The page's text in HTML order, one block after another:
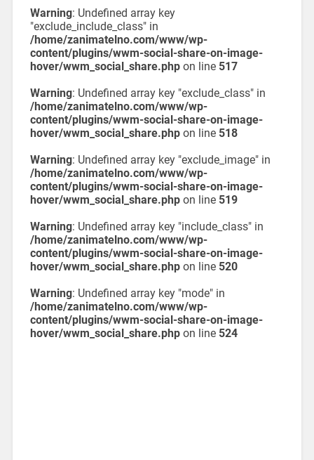
Warning: Undefined array key
"exclude_include_class" in
/home/zanimatelno.com/www/wp-
content/plugins/wwm-social-share-on-image-
hover/wwm_social_share.phpon line 517
Warning: Undefined array key "exclude_class" in
/home/zanimatelno.com/www/wp-
content/plugins/wwm-social-share-on-image-
hover/wwm_social_share.phpon line 518
Warning: Undefined array key "exclude_image" in
/home/zanimatelno.com/www/wp-
content/plugins/wwm-social-share-on-image-
hover/wwm_social_share.phpon line 519
Warning: Undefined array key "include_class" in
/home/zanimatelno.com/www/wp-
content/plugins/wwm-social-share-on-image-
hover/wwm_social_share.phpon line 520
Warning: Undefined array key "mode" in
/home/zanimatelno.com/www/wp-
content/plugins/wwm-social-share-on-image-
hover/wwm_social_share.phpon line 524